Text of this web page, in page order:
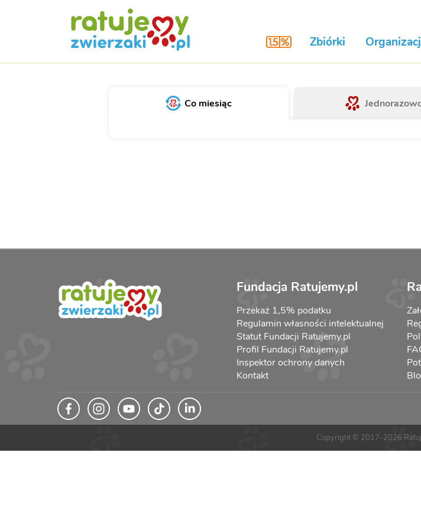
Zbiórki
Co miesiąc
Fundacja Ratujemy.pl
Przekaż 1,5% podatku
Regulamin własności intelektualnej
Statut Fundacji Ratujemy.pl
Profil Fundacji Ratujemy.pl
Inspektor ochrony danych
Kontakt
Copyright © 2017-2026